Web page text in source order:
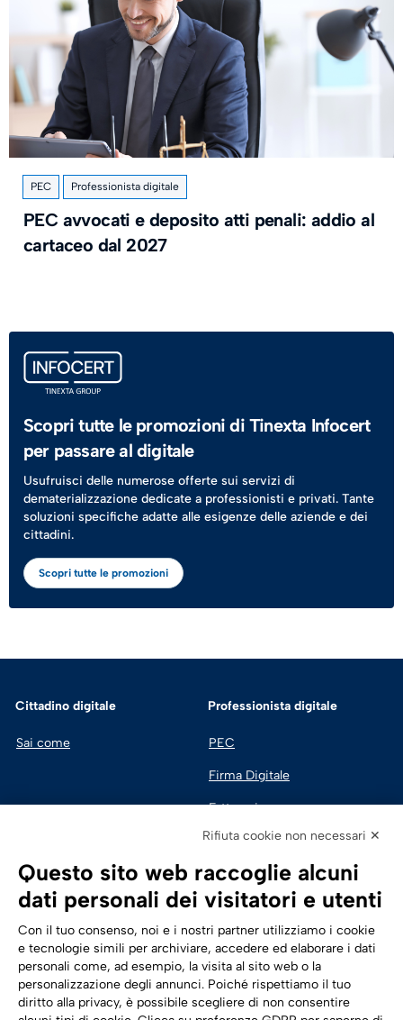
PEC Professionista digitale
PEC avvocati e deposito atti penali: addio al
cartaceo dal 2027
Scopri tutte le promozioni di Tinexta Infocert
per passare al digitale
Usufruisci delle numerose offerte sui servizi di
dematerializzazione dedicate a professionisti e privati. Tante
soluzioni specifiche adatte alle esigenze delle aziende e dei
cittadini.
Scopri tutte le promozioni
Cittadino digitale
Sai come
Professionista digitale
PEC
Firma Digitale
Fatturazione
Sicurezza Digitale
Cloud
Trasformazione digitale
Energia
Seguici su:
Rifiuta cookie non necessari ✕
Questo sito web raccoglie alcuni
dati personali dei visitatori e utenti
Con il tuo consenso, noi e i nostri partner utilizziamo i cookie
e tecnologie simili per archiviare, accedere ed elaborare i dati
personali come, ad esempio, la visita al sito web o la
personalizzazione degli annunci. Poiché rispettiamo il tuo
diritto alla privacy, è possibile scegliere di non consentire